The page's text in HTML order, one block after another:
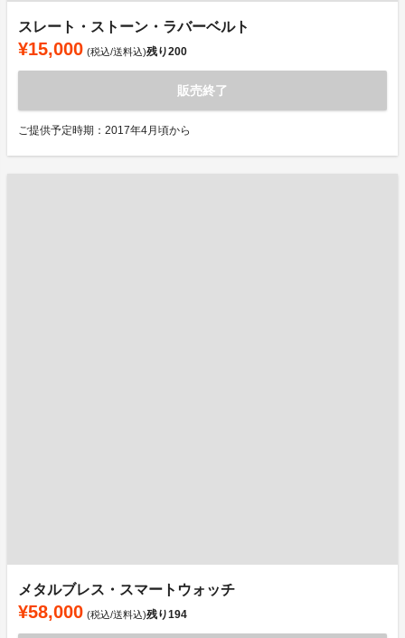
スレート・ストーン・ラバーベルト
¥15,000 (税込/送料込)残り200
販売終了
ご提供予定時期：2017年4月頃から
メタルブレス・スマートウォッチ
¥58,000 (税込/送料込)残り194